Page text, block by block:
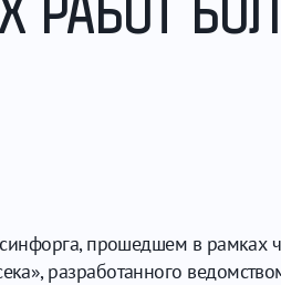
РАБОТ
прошедшем в рамках
разработанного